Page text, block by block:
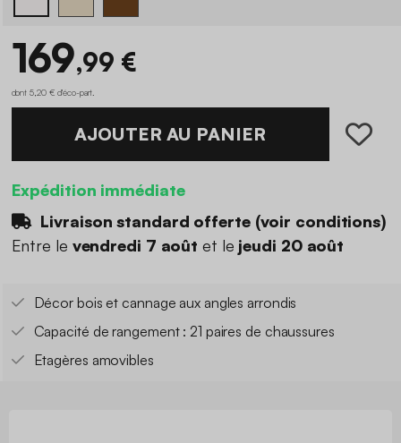
169,99 €
dont 5,20 € d'éco-part
AJOUTER AU PANIER
Expédition immédiate
Livraison standard offerte (voir conditions)
Entre le vendredi 7 août et le jeudi 20 août
Décor bois et cannage aux angles arrondis
Capacité de rangement : 21 paires de chaussures
Etagères amovibles